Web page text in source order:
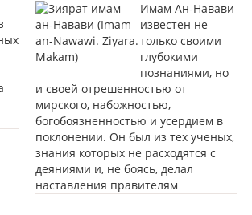
Имам Ан-Навави
известен не
только своими
глубокими
познаниями, но
и своей отрешенностью от
мирского, набожностью,
богобоязненностью и усердием в
поклонении. Он был из тех ученых,
знания которых не расходятся с
деяниями и, не боясь, делал
наставления правителям